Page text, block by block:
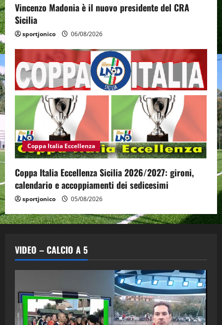
Vincenzo Madonia è il nuovo presidente del CRA
Sicilia
sportjonico 06/08/2026
Coppa Italia Eccellenza
Coppa Italia Eccellenza Sicilia 2026/2027: gironi,
calendario e accoppiamenti dei sedicesimi
sportjonico 05/08/2026
VIDEO – CALCIO A 5